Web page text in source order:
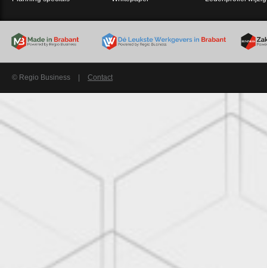
© Regio Business Contact